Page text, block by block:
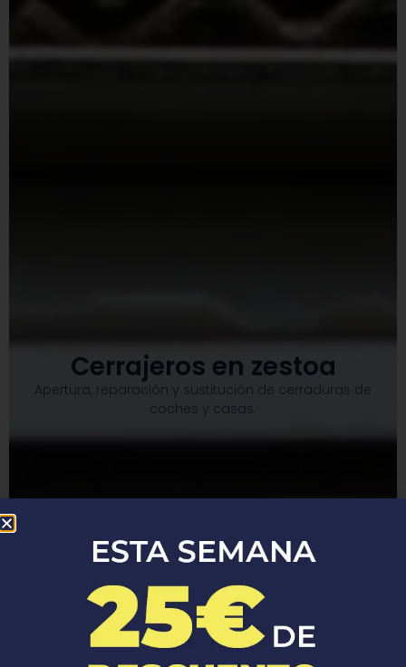
Cerrajeros en zestoa
Apertura, reparación y sustitución de cerraduras de
coches y casas.​